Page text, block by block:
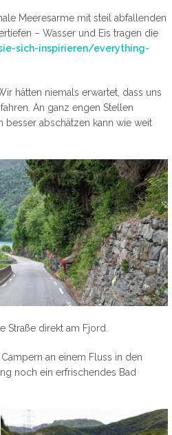
Meeresarme mit steil abfallenden
– Wasser und Eis tragen die
sich-inspirieren/everything-
hätten niemals erwartet, dass uns
An ganz engen Stellen
abschätzen kann wie weit
Straße direkt am Fjord.
an einem Fluss in den
noch ein erfrischendes Bad